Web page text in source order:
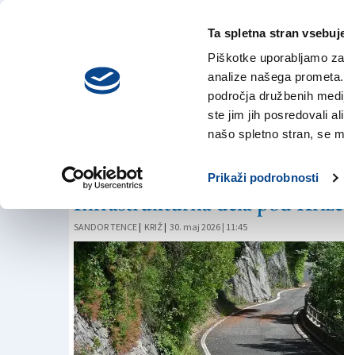
Ta spletna stran
Piškotke uporabljamo
analize našega
področja družbenih
ste jim jih posredovali
našo spletno stran, se
Prikaži podrobnosti
četrtek,
6. avgusta 2026
Zapora jim
Infrastrukturna dela pod
SANDOR TENCE | KRIŽ | 30. maj 2026 | 11:45